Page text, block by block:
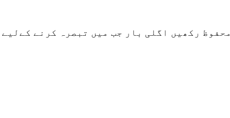
رکھیں اگلی بار جب میں تبصرہ کرنے کےلیے۔